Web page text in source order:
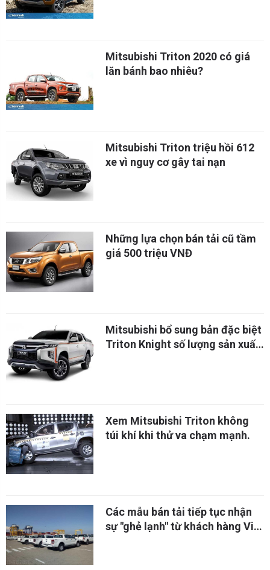
Mitsubishi Triton 2020 có giá
lăn bánh bao nhiêu?
Mitsubishi Triton triệu hồi 612
xe vì nguy cơ gây tai nạn
Những lựa chọn bán tải cũ tầm
giá 500 triệu VNĐ
Mitsubishi bổ sung bản đặc biệt
Triton Knight số lượng sản xuất
Xem Mitsubishi Triton không
túi khí khi thử va chạm mạnh.
Các mẫu bán tải tiếp tục nhận
sự "ghẻ lạnh" từ khách hàng Việt